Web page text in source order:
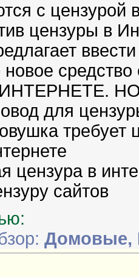
с цензурой
цензуры в
новое
для
требует
цензура в
сайтов
Домовые,